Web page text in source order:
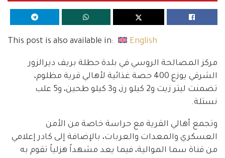
This post is also available in: English
مركز المصالحة الروسي في بلدة حطلة بريف ديرالزور
الشرقي يوزع 400 حصة غذائية لأهالي قرية مظلوم،
تضمنت ليتر زيت و2 كيلو رز، و3 كيلو طحين، و5 علب
نستلة.
وتجمع أهالي القرية مع حراسة خاصة من الأمن
العسكري والمعدات والعربات، بالإضافة إلى كادر إعلامي
من قناة سما الموالية، فيما يعد مشهداً هزلياً تقوم به